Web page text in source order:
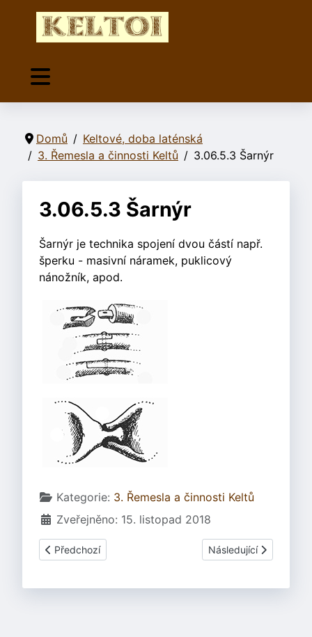
Domů
Keltové, doba laténská
3. Řemesla a činnosti Keltů
3.06.5.3 Šarnýr
3.06.5.3 Šarnýr
Šarnýr je technika spojení dvou částí např.
šperku - masivní náramek, puklicový
nánožník, apod.
Základní údaje
Kategorie: 3. Řemesla a činnosti Keltů
Zveřejněno: 15. listopad 2018
Předchozí článek: 3.27 Kovotepectví - techniky -
Předchozí Další článek: 3.20.2
Následující